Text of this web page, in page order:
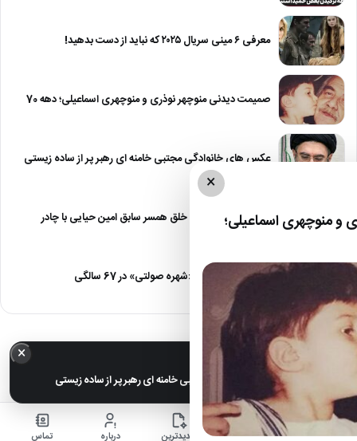
معرفی ۶ مینی سریال ۲۰۲۵ که نباید از دست بدهید!
صمیمت دیدنی منوچهر نوذری و منوچهری اسماعیلی؛ دهه 70
عکس های خانوادگی مجتبی خامنه ای رهبر پر از ساده زیستی
عکس| نیلوفر خوش خلق همسر سابق امین حیایی با چادر
عکس| تغییر چهره «شهره صولتی» در 67 سالگی
×
منوچهری اسماعیلی؛
× خبر مهم
عکس های خانوادگی مجتبی خامنه ای رهبر پر از ساده زیستی
خانه اخبار جدیدترین درباره تماس